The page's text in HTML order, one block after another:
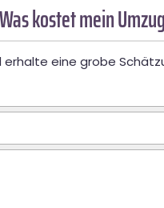
kostet mein
eine grobe